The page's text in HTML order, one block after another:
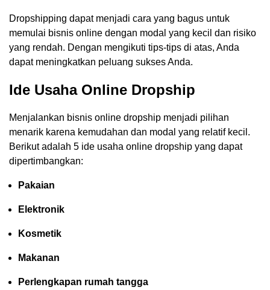
Dropshipping dapat menjadi cara yang bagus untuk
memulai bisnis online dengan modal yang kecil dan risiko
yang rendah. Dengan mengikuti tips-tips di atas, Anda
dapat meningkatkan peluang sukses Anda.
Ide Usaha Online Dropship
Menjalankan bisnis online dropship menjadi pilihan
menarik karena kemudahan dan modal yang relatif kecil.
Berikut adalah 5 ide usaha online dropship yang dapat
dipertimbangkan:
Pakaian
Elektronik
Kosmetik
Makanan
Perlengkapan rumah tangga